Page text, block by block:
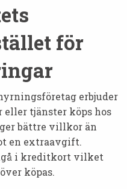
för
erbjuder
tjänster köps hos
bättre villkor än
en extraavgift.
i kreditkort vilket
köpas.